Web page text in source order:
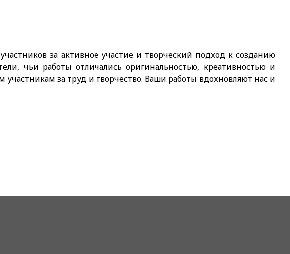
за активное участие и творческий подход к созданию
чьи работы отличались оригинальностью, креативностью и
за труд и творчество. Ваши работы вдохновляют нас и